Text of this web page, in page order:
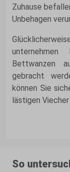
Zuhause
Unbehagen
Bettwanzen
gebracht
können Sie
lästigen Viecher
So